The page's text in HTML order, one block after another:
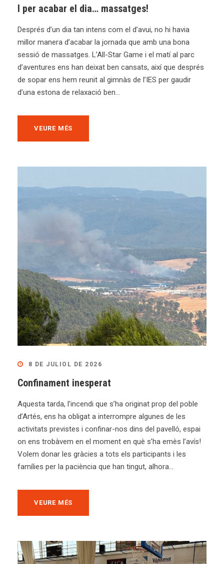
I per acabar el dia… massatges!
Després d’un dia tan intens com el d’avui, no hi havia
millor manera d’acabar la jornada que amb una bona
sessió de massatges. L’All-Star Game i el matí al parc
d’aventures ens han deixat ben cansats, així que després
de sopar ens hem reunit al gimnàs de l’IES per gaudir
d’una estona de relaxació ben...
VEURE MÉS
8 DE JULIOL DE 2026
Confinament inesperat
Aquesta tarda, l’incendi que s’ha originat prop del poble
d’Artés, ens ha obligat a interrompre algunes de les
activitats previstes i confinar-nos dins del pavelló, espai
on ens trobàvem en el moment en què s’ha emès l’avís!
Volem donar les gràcies a tots els participants i les
famílies per la paciència que han tingut, alhora...
VEURE MÉS